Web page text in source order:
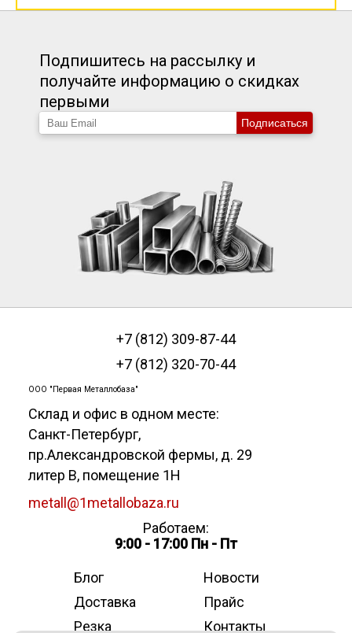
Подпишитесь на рассылку и
получайте информацию о скидках
первыми
Подписаться
+7 (812) 309-87-44
+7 (812) 320-70-44
ООО "Первая Металлобаза"
Склад и офис в одном месте:
Санкт-Петербург,
пр.Александровской фермы, д. 29
литер В, помещение 1Н
metall@1metallobaza.ru
Работаем:
9:00 - 17:00 Пн - Пт
Блог
Новости
Доставка
Прайс
Резка
Контакты